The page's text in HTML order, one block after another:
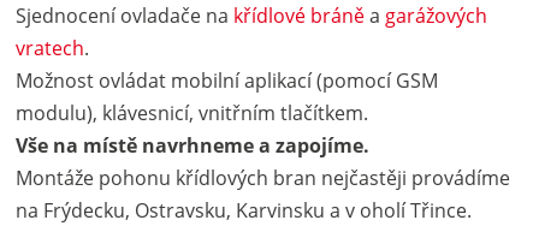
Sjednocení ovladače na křídlové bráněagarážových
vratech.
Možnost ovládat mobilní aplikací (pomocí GSM
modulu), klávesnicí, vnitřním tlačítkem.
Vše na místě navrhneme a zapojíme.
Montáže pohonu křídlových bran nejčastěji provádíme
na Frýdecku, Ostravsku, Karvinsku a v oholí Třince.